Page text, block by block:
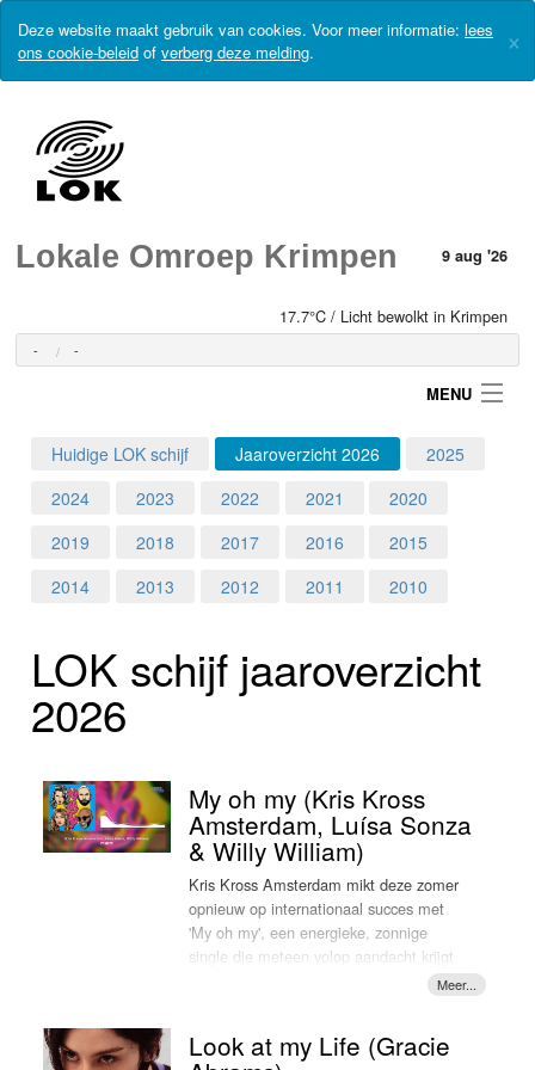
Deze website maakt gebruik van cookies. Voor meer informatie: lees
ons cookie-beleid of verberg deze melding. ×
Lokale Omroep Krimpen 9 aug '26
17.7°C / Licht bewolkt in Krimpen
- -
MENU
Home
Programma's
Nieuws
Foto's
Webcam
Huidige LOK schijf Jaaroverzicht 2026
2025
2024
2023 2022 2021
2020
2019
2018 2017 2016
2015
2014
2013 2012 2011 2010
LOK schijf jaar­over­zicht
2026
My oh my (Kris Kross
Amsterdam, Luísa Sonza
& Willy William)
Kris Kross Amsterdam mikt deze zomer
opnieuw op internationaal succes met
'My oh my', een energieke, zonnige
single die meteen volop aandacht krijgt
Look at my Life (Gracie